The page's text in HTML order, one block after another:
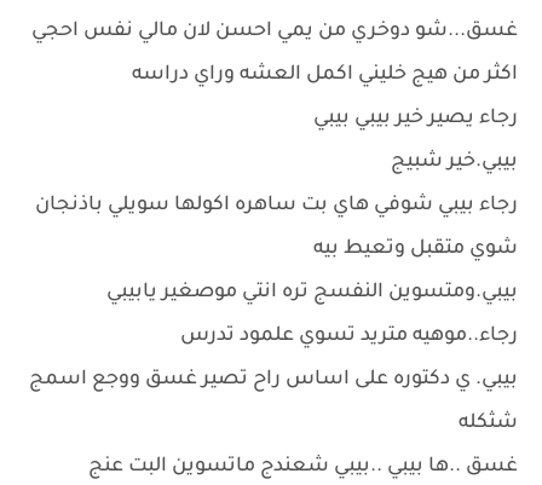
غسق...شو دوخري من يمي احسن لان مالي نفس احجي
اكثر من هيج خليني اكمل العشه وراي دراسه
رجاء يصير خير بيبي بيبي
بيبي.خير شبيج
رجاء بيبي شوفي هاي بت ساهره اكولها سويلي باذنجان
شوي متقبل وتعيط بيه
بيبي.ومتسوين النفسج تره انتي موصغير يابيبي
رجاء..موهيه متريد تسوي علمود تدرس
بيبي. ي دكتوره على اساس راح تصير غسق ووجع اسمج
شثكله
غسق ..ها بيبي ..بيبي شعندج ماتسوين البت عنج